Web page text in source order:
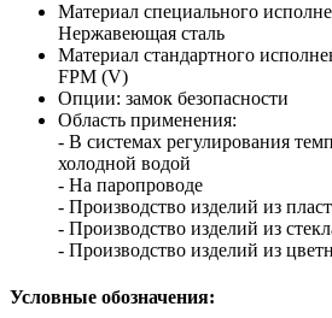
Материал специального
Нержавеющая сталь
Материал стандартного
FPM (V)
Опции: замок безопасности
Область применения:
- В системах регулирования
холодной водой
- На паропроводе
- Производство изделий из
- Производство изделий из
- Производство изделий из
Условные обозначения: